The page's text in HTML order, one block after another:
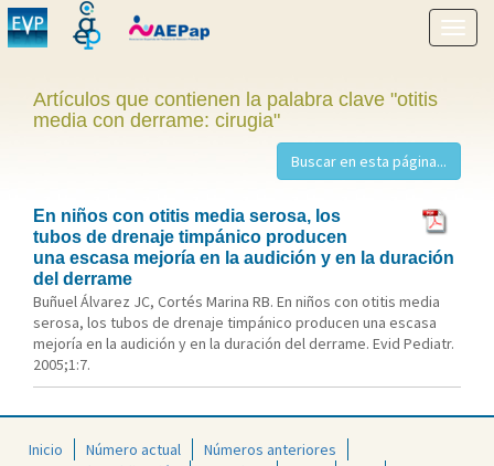
menú
Artículos que contienen la palabra clave "otitis
media con derrame: cirugia"
En niños con otitis media serosa, los
tubos de drenaje timpánico producen
una escasa mejoría en la audición y en la duración
del derrame
Buñuel Álvarez JC, Cortés Marina RB. En niños con otitis media
serosa, los tubos de drenaje timpánico producen una escasa
mejoría en la audición y en la duración del derrame. Evid Pediatr.
2005;1:7.
Inicio Número actual
Números anteriores